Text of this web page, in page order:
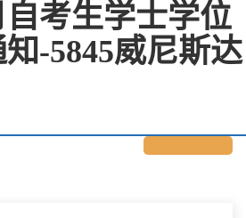
自考生学士学位
-5845威尼斯达